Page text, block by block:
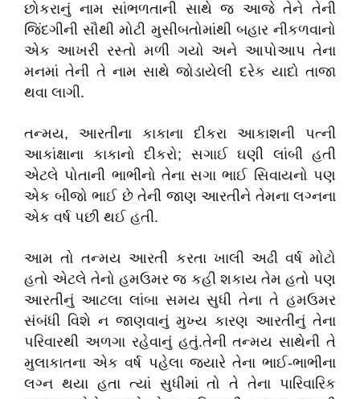
છોકરાનું નામ સાંભળતાની સાથે જ આજે તેને તેની
જિંદગીની સૌથી મોટી મુસીબતોમાંથી બહાર નીકળવાનો
એક આખરી રસ્તો મળી ગયો અને આપોઆપ તેના
મનમાં તેની તે નામ સાથે જોડાયેલી દરેક યાદો તાજા
થવા લાગી.
તન્મય, આરતીના કાકાના દીકરા આકાશની પત્ની
આકાંક્ષાના કાકાનો દીકરો; સગાઈ ઘણી લાંબી હતી
એટલે પોતાની ભાભીનો તેના સગા ભાઈ સિવાયનો પણ
એક બીજો ભાઈ છે તેની જાણ આરતીને તેમના લગ્નના
એક વર્ષ પછી થઈ હતી.
આમ તો તન્મય આરતી કરતા ખાલી અઢી વર્ષ મોટો
હતો એટલે તેનો હમઉમર જ કહી શકાય તેમ હતો પણ
આરતીનું આટલા લાંબા સમય સુધી તેના તે હમઉમર
સંબંધી વિશે ન જાણવાનું મુખ્ય કારણ આરતીનું તેના
પરિવારથી અળગા રહેવાનું હતું.તેની તન્મય સાથેની તે
મુલાકાતના એક વર્ષ પહેલા જ્યારે તેના ભાઈ-ભાભીના
લગ્ન થયા હતા ત્યાં સુધીમાં તો તે તેના પારિવારિક